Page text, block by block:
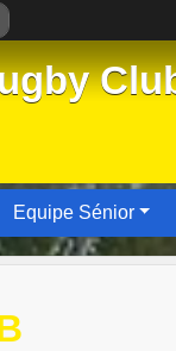
Equipe Sénior
cookies